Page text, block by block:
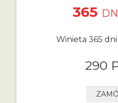
365
Winieta 365 dni
290